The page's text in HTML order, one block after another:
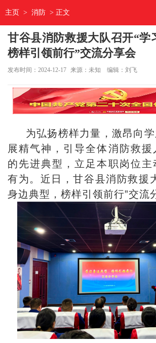
主页 > 消防 > 正文
甘谷县消防救援大队召开“学
榜样引领前行”交流分享会
发布时间：2024-12-17 来源：未知 编辑：刘飞
为弘扬榜样力量，激昂向
展精气神，引导全体消防救援
的先进典型，立足本职岗位主
有为。近日，甘谷县消防救援
身边典型，榜样引领前行”交流